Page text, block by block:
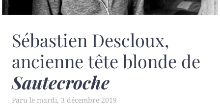
Sébastien Descloux,
ancienne tête blonde de
Sautecroche
mardi, 3 décembre 2019